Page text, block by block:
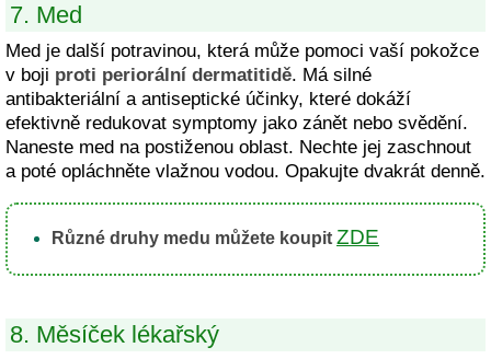
7. Med
Med je další potravinou, která může pomoci vaší pokožce
v boji proti periorální dermatitidě. Má silné
antibakteriální a antiseptické účinky, které dokáží
efektivně redukovat symptomy jako zánět nebo svědění.
Naneste med na postiženou oblast. Nechte jej zaschnout
a poté opláchněte vlažnou vodou. Opakujte dvakrát denně.
Různé druhy medu můžete koupit ZDE
8. Měsíček lékařský